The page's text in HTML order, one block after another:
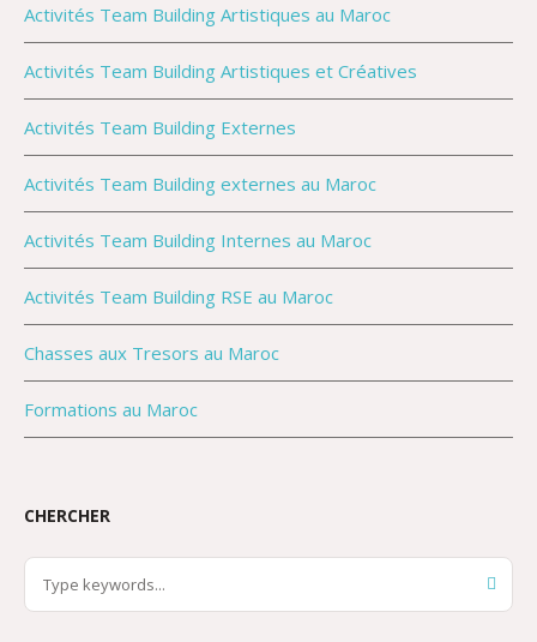
Activités Team Building Artistiques au Maroc
Activités Team Building Artistiques et Créatives
Activités Team Building Externes
Activités Team Building externes au Maroc
Activités Team Building Internes au Maroc
Activités Team Building RSE au Maroc
Chasses aux Tresors au Maroc
Formations au Maroc
CHERCHER